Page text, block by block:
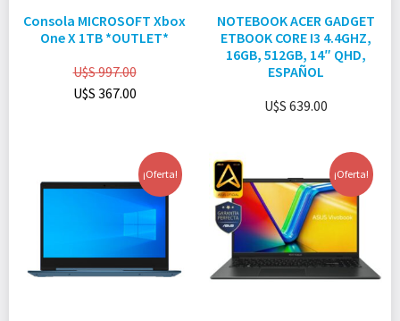
Consola MICROSOFT Xbox
One X 1TB *OUTLET*
U$S997.00
U$S 367.00
NOTEBOOK ACER GADGET
ETBOOK CORE I3 4.4GHZ,
16GB, 512GB, 14″ QHD,
ESPAÑOL
U$S 639.00
¡Oferta! ¡Oferta!